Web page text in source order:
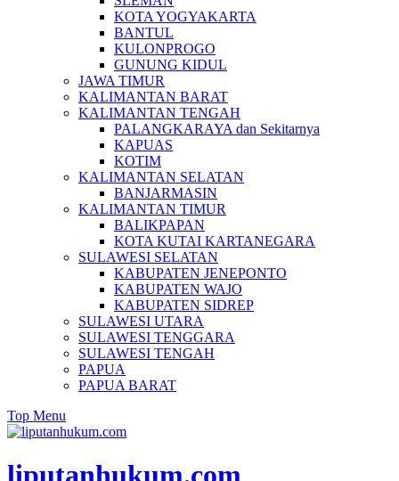
KOTA YOGYAKARTA
BANTUL
KULONPROGO
GUNUNG KIDUL
JAWA TIMUR
KALIMANTAN BARAT
KALIMANTAN TENGAH
PALANGKARAYA dan Sekitarnya
KAPUAS
KOTIM
KALIMANTAN SELATAN
BANJARMASIN
KALIMANTAN TIMUR
BALIKPAPAN
KOTA KUTAI KARTANEGARA
SULAWESI SELATAN
KABUPATEN JENEPONTO
KABUPATEN WAJO
KABUPATEN SIDREP
SULAWESI UTARA
SULAWESI TENGGARA
SULAWESI TENGAH
PAPUA
PAPUA BARAT
Top Menu